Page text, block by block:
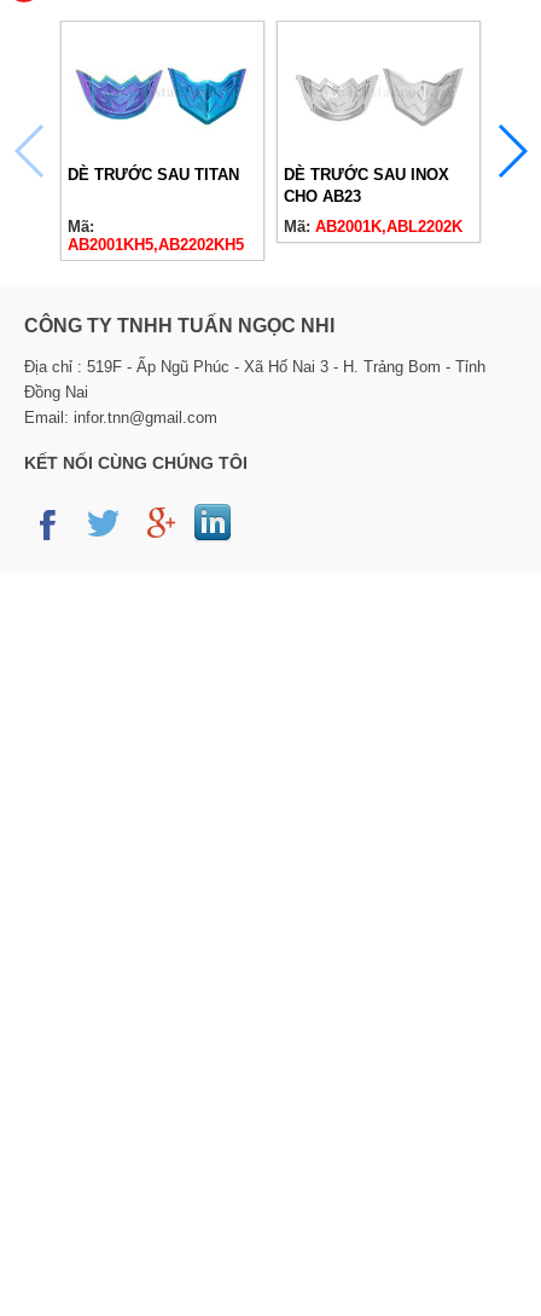
DÈ TRƯỚC SAU TITAN
Mã:
AB2001KH5,AB2202KH5
DÈ TRƯỚC SAU INOX
CHO AB23
Mã: AB2001K,ABL2202K
MẶT
CÔNG TY TNHH TUẤN NGỌC NHI
Địa chỉ : 519F - Ấp Ngũ Phúc - Xã Hố Nai 3 - H. Trảng Bom - Tỉnh
Đồng Nai
Email: infor.tnn@gmail.com
KẾT NỐI CÙNG CHÚNG TÔI